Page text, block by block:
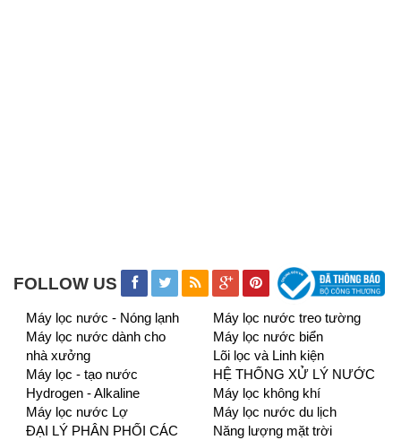
FOLLOW US
Máy lọc nước - Nóng lạnh
Máy lọc nước treo tường
Máy lọc nước dành cho
nhà xưởng
Máy lọc nước biển
Lõi lọc và Linh kiện
Máy lọc - tạo nước
Hydrogen - Alkaline
HỆ THỐNG XỬ LÝ NƯỚC
Máy lọc không khí
Máy lọc nước Lợ
Máy lọc nước du lịch
ĐẠI LÝ PHÂN PHỐI CÁC
Năng lượng mặt trời